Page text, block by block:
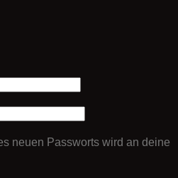
neuen Passworts wird an deine